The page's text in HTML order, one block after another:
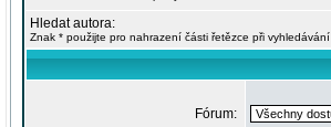
Hledat autora:
Znak * použijte pro nahrazení části řetězce při vyhledávání
Fórum: